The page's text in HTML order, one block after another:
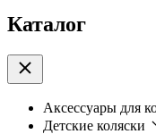
Каталог
Аксессуары для
Детские коляски